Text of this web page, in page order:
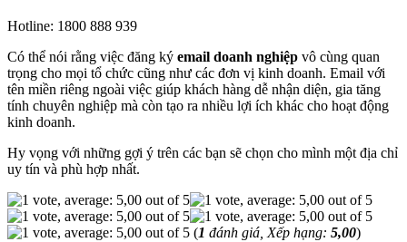
Hotline: 1800 888 939
Có thể nói rằng việc đăng ký email doanh nghiệp vô cùng quan
trọng cho mọi tổ chức cũng như các đơn vị kinh doanh. Email với
tên miền riêng ngoài việc giúp khách hàng dễ nhận diện, gia tăng
tính chuyên nghiệp mà còn tạo ra nhiều lợi ích khác cho hoạt động
kinh doanh.
Hy vọng với những gợi ý trên các bạn sẽ chọn cho mình một địa chỉ
uy tín và phù hợp nhất.
(1 đánh giá, Xếp hạng: 5,00)